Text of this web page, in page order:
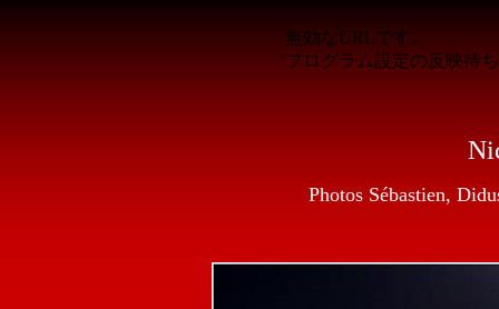
Photos Sébastien,